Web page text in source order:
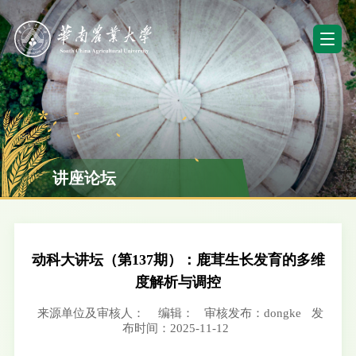
讲座论坛
动科大讲坛（第137期）：鹿茸生长发育的多维
度解析与调控
来源单位及审核人： 编辑： 审核发布：dongke
发
布时间：2025-11-12